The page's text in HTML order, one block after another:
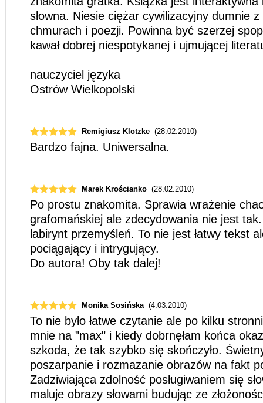
słowna. Niesie ciężar cywilizacyjny dumnie z
chmurach i poezji. Powinna być szerzej
kawał dobrej niespotykanej i ujmującej
nauczyciel języka
Ostrów Wielkopolski
Remigiusz Klotzke (28.02.2010)
Bardzo fajna. Uniwersalna.
Marek Krościanko (28.02.2010)
Po prostu znakomita. Sprawia wrażenie
grafomańskiej ale zdecydowania nie jest
labirynt przemyśleń. To nie jest łatwy tekst
pociągający i intrygujący.
Do autora! Oby tak dalej!
Monika Sosińska (4.03.2010)
To nie było łatwe czytanie ale po kilku
mnie na "max" i kiedy dobrnęłam końca
szkoda, że tak szybko się skończyło.
poszarpanie i rozmazanie obrazów na fakt
Zadziwiająca zdolność posługiwaniem się
maluje obrazy słowami budując ze